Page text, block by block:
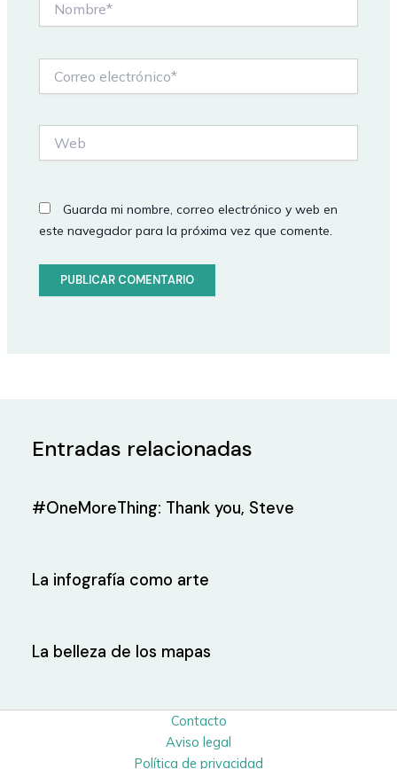
electrónico*
Guarda mi nombre, correo electrónico y web en
este navegador para la próxima vez que comente.
Entradas relacionadas
#OneMoreThing: Thank you, Steve
La infografía como arte
La belleza de los mapas
Contacto
Aviso legal
Política de privacidad